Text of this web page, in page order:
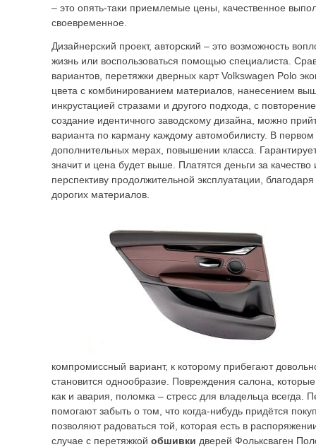
– это опять-таки приемлемые цены, качественное
своевременное.
Дизайнерский проект, авторский – это возможность
жизнь или воспользоваться помощью специалиста.
вариантов, перетяжки дверных карт Volkswagen Polo
цвета с комбинированием материалов, нанесением
инкрустацией стразами и другого подхода, с
создание идентичного заводскому дизайна, можно
варианта по карману каждому автомобилисту. В первом
дополнительных мерах, повышении класса.
значит и цена будет выше. Платятся деньги за
перспективу продолжительной эксплуатации,
дорогих материалов.
компромиссный вариант, к которому прибегают
становится однообразие. Повреждения салона,
как и авария, поломка – стресс для владельца всегда.
помогают забыть о том, что когда-нибудь придётся
позволяют радоваться той, которая есть в
случае с перетяжкой обшивки дверей Фольксваген